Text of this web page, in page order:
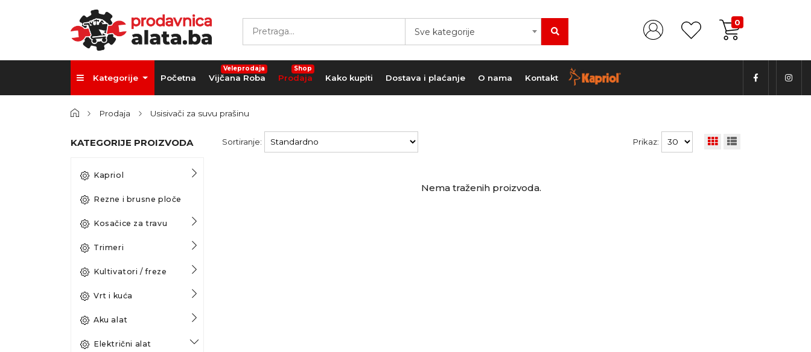
Sve kategorije
0
Kategorije Početna Vijčana Roba
Veleprodaja
Prodaja
Shop
Kako kupiti Dostava i plaćanje O nama Kontakt
Prodaja Usisivači za suvu prašinu
KATEGORIJE PROIZVODA
Kapriol
Rezne i brusne ploče
Kosačice za travu
Trimeri
Kultivatori / freze
Vrt i kuća
Aku alat
Električni alat
Sortiranje: Prikaz:
Nema traženih proizvoda.